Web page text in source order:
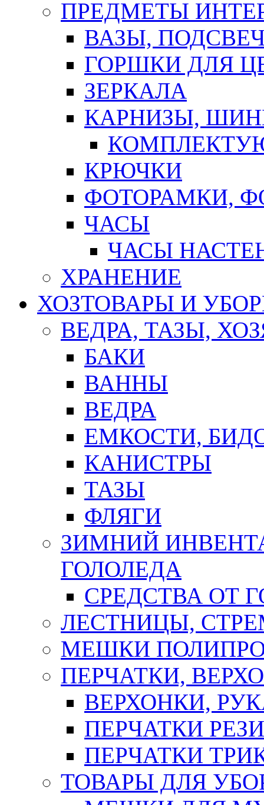
ПРЕДМЕТЫ
ВАЗЫ,
ГОРШКИ ДЛЯ
ЗЕРКАЛА
КАРНИЗЫ,
КРЮЧКИ
ФОТОРАМКИ,
ЧАСЫ
ЧАСЫ
ХРАНЕНИЕ
ХОЗТОВАРЫ И
ВЕДРА, ТАЗЫ,
БАКИ
ВАННЫ
ВЕДРА
ЕМКОСТИ,
КАНИСТРЫ
ТАЗЫ
ФЛЯГИ
ЗИМНИЙ
ГОЛОЛЕДА
СРЕДСТВА ОТ
ЛЕСТНИЦЫ,
МЕШКИ
ПЕРЧАТКИ,
ВЕРХОНКИ,
ПЕРЧАТКИ
ПЕРЧАТКИ
ТОВАРЫ ДЛЯ